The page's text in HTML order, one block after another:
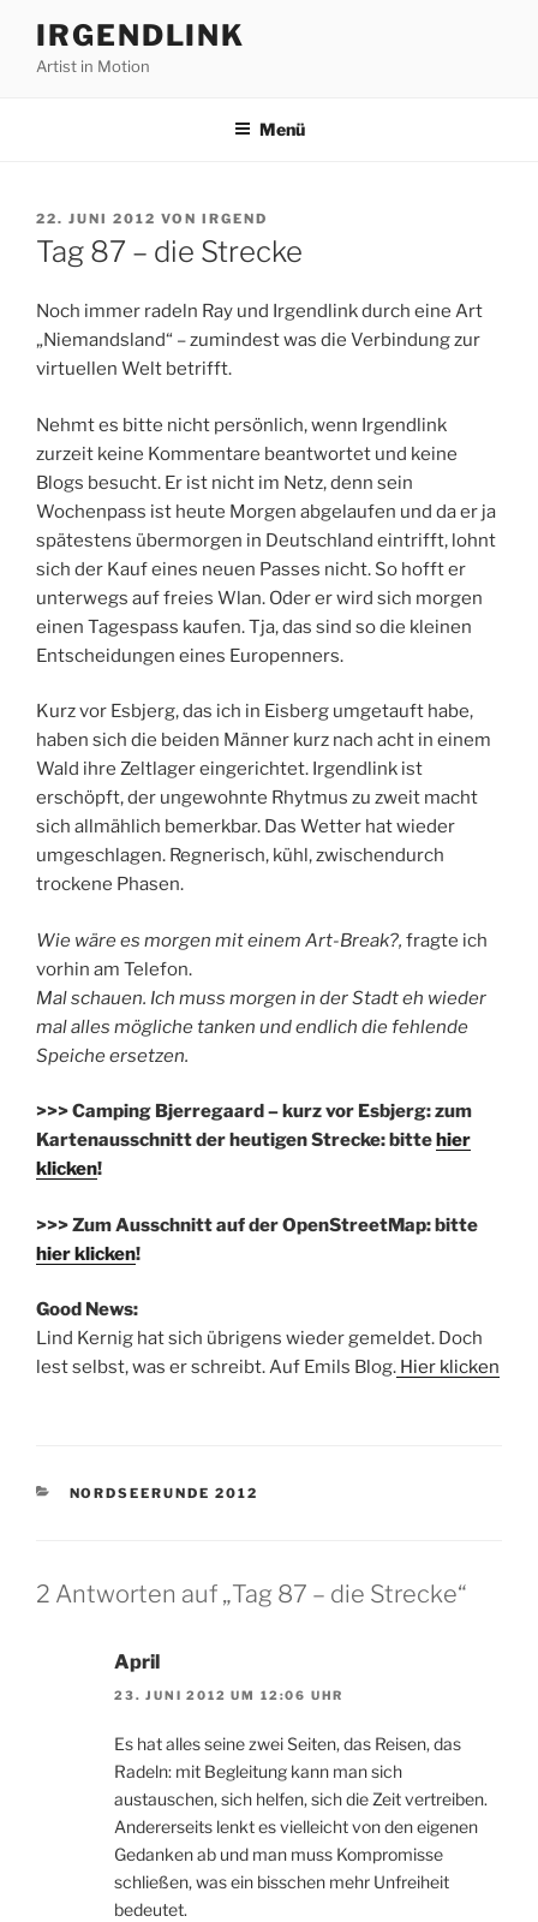
Inhalt
springen
IRGENDLINK
Artist in Motion
Menü
VERÖFFENTLICHT
AM
22. JUNI 2012 VON IRGEND
Tag 87 – die Strecke
Noch immer radeln Ray und Irgendlink durch eine Art
„Niemandsland“ – zumindest was die Verbindung zur
virtuellen Welt betrifft.
Nehmt es bitte nicht persönlich, wenn Irgendlink
zurzeit keine Kommentare beantwortet und keine
Blogs besucht. Er ist nicht im Netz, denn sein
Wochenpass ist heute Morgen abgelaufen und da er ja
spätestens übermorgen in Deutschland eintrifft, lohnt
sich der Kauf eines neuen Passes nicht. So hofft er
unterwegs auf freies Wlan. Oder er wird sich morgen
einen Tagespass kaufen. Tja, das sind so die kleinen
Entscheidungen eines Europenners.
Kurz vor Esbjerg, das ich in Eisberg umgetauft habe,
haben sich die beiden Männer kurz nach acht in einem
Wald ihre Zeltlager eingerichtet. Irgendlink ist
erschöpft, der ungewohnte Rhytmus zu zweit macht
sich allmählich bemerkbar. Das Wetter hat wieder
umgeschlagen. Regnerisch, kühl, zwischendurch
trockene Phasen.
Wie wäre es morgen mit einem Art-Break?, fragte ich
vorhin am Telefon.
Mal schauen. Ich muss morgen in der Stadt eh wieder
mal alles mögliche tanken und endlich die fehlende
Speiche ersetzen.
>>> Camping Bjerregaard – kurz vor Esbjerg: zum
Kartenausschnitt der heutigen Strecke: bittehier
klicken!
>>> Zum Ausschnitt auf der OpenStreetMap: bitte
hier klicken!
Good News:
Lind Kernig hat sich übrigens wieder gemeldet. Doch
lest selbst, was er schreibt. Auf Emils Blog. Hier klicken
KATEGORIEN
NORDSEERUNDE 2012
2 Antworten auf „Tag 87 – die Strecke“
April
23. JUNI 2012 UM 12:06 UHR
Es hat alles seine zwei Seiten, das Reisen, das
Radeln: mit Begleitung kann man sich
austauschen, sich helfen, sich die Zeit vertreiben.
Andererseits lenkt es vielleicht von den eigenen
Gedanken ab und man muss Kompromisse
schließen, was ein bisschen mehr Unfreiheit
bedeutet.